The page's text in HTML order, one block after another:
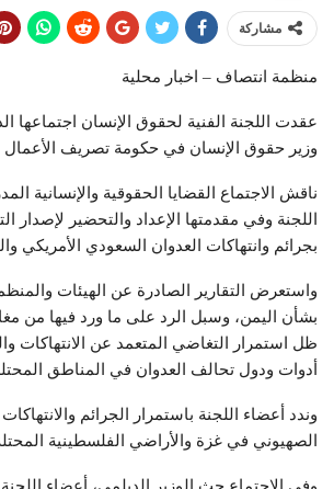
مشاركة
منظمة انتصاف – اخبار محلية
عقدت اللجنة الفنية لحقوق الإنسان اجتماعها
وزير حقوق الإنسان في حكومة تصريف الأعمال
ناقش الاجتماع القضايا الحقوقية والإنسانية
اللجنة وفي مقدمتها الإعداد والتحضير لإصدار
بجرائم وانتهاكات العدوان السعودي الأمريكي
واستعرض التقارير الصادرة عن الهيئات
بشأن اليمن، وسبل الرد على ما ورد فيها من
ظل استمرار التغاضي المتعمد عن الانتهاكات
أدوات ودول تحالف العدوان في المناطق
وندد أعضاء اللجنة باستمرار الجرائم والانتهاكات
الصهيوني في غزة والأراضي الفلسطينية
وفي الاجتماع حث الوزير الديلمي، أعضاء